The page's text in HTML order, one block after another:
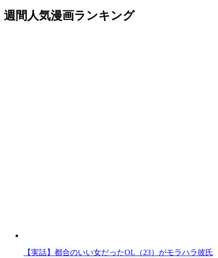
週間人気漫画ランキング
【実話】都合のいい女だったOL（23）がモラハラ彼氏